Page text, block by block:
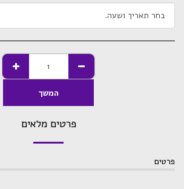
בחר תאריך ושעה.
המשך
פרטים מלאים
פרטים